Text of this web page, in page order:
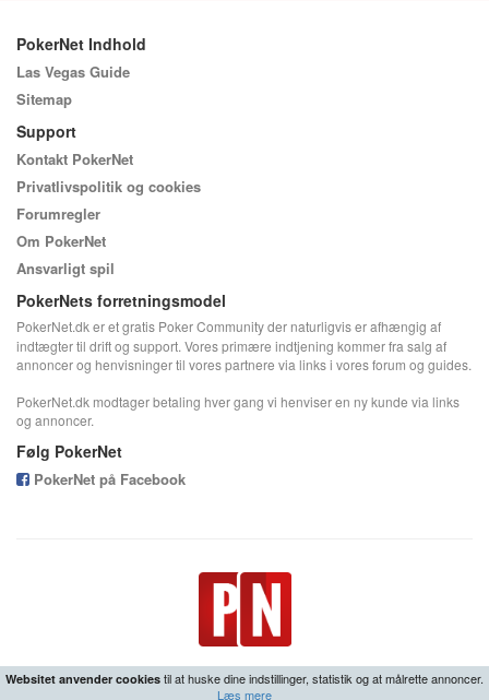
PokerNet Indhold
Las Vegas Guide
Sitemap
Support
Kontakt PokerNet
Privatlivspolitik og cookies
Forumregler
Om PokerNet
Ansvarligt spil
PokerNets forretningsmodel
PokerNet.dk er et gratis Poker Community der naturligvis er afhængig af
indtægter til drift og support. Vores primære indtjening kommer fra salg af
annoncer og henvisninger til vores partnere via links i vores forum og guides.
PokerNet.dk modtager betaling hver gang vi henviser en ny kunde via links
og annoncer.
Følg PokerNet
PokerNet på Facebook
Websitet anvender cookies til at huske dine indstillinger, statistik og at målrette annoncer.
Læs mere